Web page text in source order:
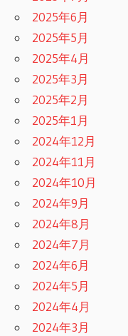
2025年6月
2025年5月
2025年4月
2025年3月
2025年2月
2025年1月
2024年12月
2024年11月
2024年10月
2024年9月
2024年8月
2024年7月
2024年6月
2024年5月
2024年4月
2024年3月